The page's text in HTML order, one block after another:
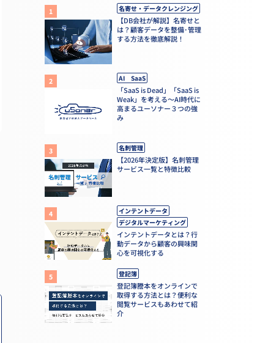
名寄せ・データクレンジング
【DB会社が解説】名寄せと
は？顧客データを整備･管理
する方法を徹底解説！
AI SaaS
「SaaS is Dead」「SaaS is
Weak」を考える～AI時代に
高まるユーソナー３つの強
み
名刺管理
【2026年決定版】名刺管理
サービス一覧と特徴比較
インテントデータ
デジタルマーケティング
インテントデータとは？行
動データから顧客の興味関
心を可視化する
登記簿
登記簿謄本をオンラインで
取得する方法とは？便利な
閲覧サービスもあわせて紹
介